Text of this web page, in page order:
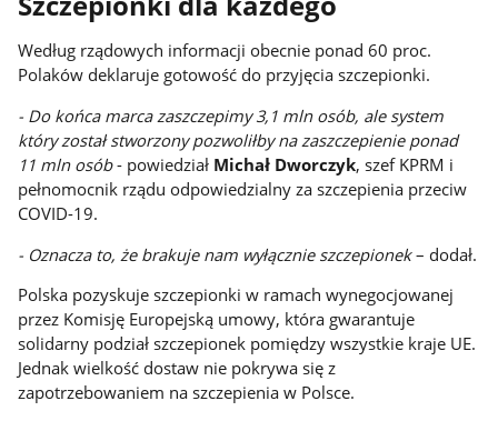
Według rządowych informacji obecnie ponad 60 proc.
Polaków deklaruje gotowość do przyjęcia szczepionki.
- Do końca marca zaszczepimy 3,1 mln osób, ale system
który został stworzony pozwoliłby na zaszczepienie ponad
11 mln osób- powiedział Michał Dworczyk, szef KPRM i
pełnomocnik rządu odpowiedzialny za szczepienia przeciw
COVID-19.
- Oznacza to, że brakuje nam wyłącznie szczepionek– dodał.
Polska pozyskuje szczepionki w ramach wynegocjowanej
przez Komisję Europejską umowy, która gwarantuje
solidarny podział szczepionek pomiędzy wszystkie kraje UE.
Jednak wielkość dostaw nie pokrywa się z
zapotrzebowaniem na szczepienia w Polsce.